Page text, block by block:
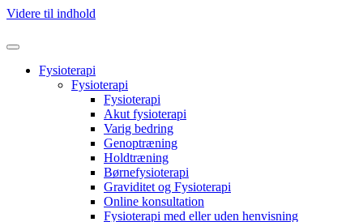
Videre til indhold
Fysioterapi
Fysioterapi
Fysioterapi
Akut fysioterapi
Varig bedring
Genoptræning
Holdtræning
Børnefysioterapi
Graviditet og Fysioterapi
Online konsultation
Fysioterapi med eller uden henvisning